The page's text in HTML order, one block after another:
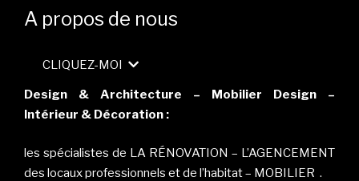
A propos de nous
CLIQUEZ-MOI
Design & Architecture – Mobilier Design –
Intérieur & Décoration :
les spécialistes de LA RÉNOVATION – L’AGENCEMENT
des locaux professionnels et de l’habitat – MOBILIER .